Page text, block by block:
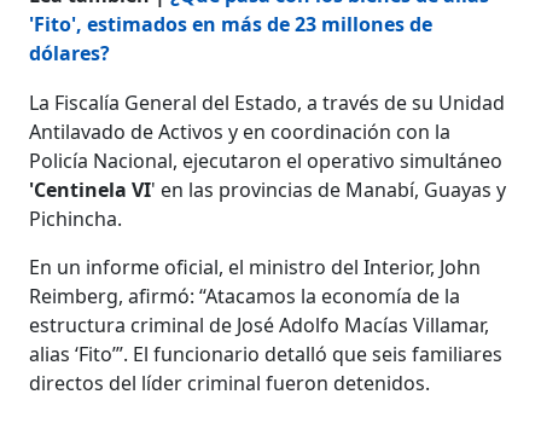
'Fito', estimados en más de 23 millones de
dólares?
La Fiscalía General del Estado, a través de su Unidad
Antilavado de Activos y en coordinación con la
Policía Nacional, ejecutaron el operativo simultáneo
'Centinela VI' en las provincias de Manabí, Guayas y
Pichincha.
En un informe oficial, el ministro del Interior, John
Reimberg, afirmó: “Atacamos la economía de la
estructura criminal de José Adolfo Macías Villamar,
alias ‘Fito’”. El funcionario detalló que seis familiares
directos del líder criminal fueron detenidos.